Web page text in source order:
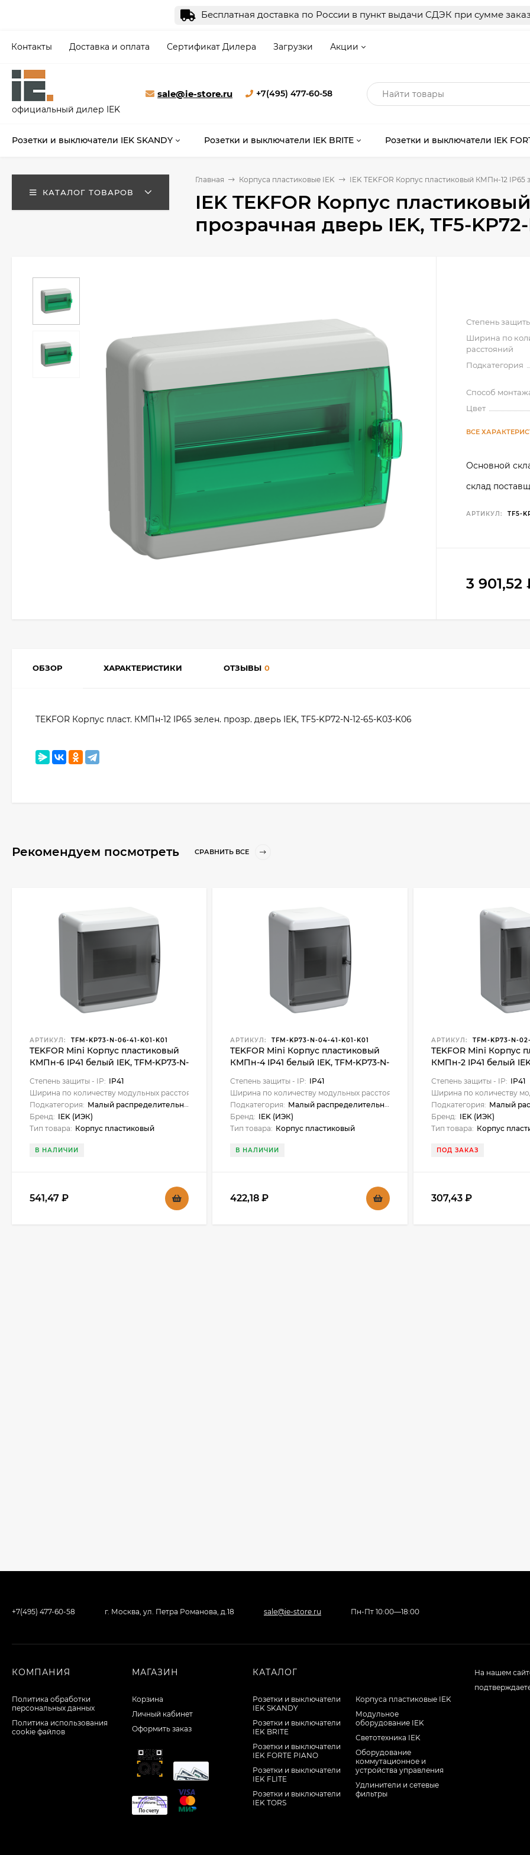
Бесплатная доставка по России в пункт выдачи СДЭК при сумме
Контакты Доставка и оплата Сертификат Дилера Загрузки Акции
официальный дилер IEK
sale@ie-store.ru +7(495) 477-60-58
Розетки и выключатели IEK SKANDY Розетки и выключатели IEK BRITE Розетки и выключатели IEK
КАТАЛОГ ТОВАРОВ
Главная Корпуса пластиковые IEK IEK TEKFOR Корпус пластиковый КМПн-12 IP65
IEK TEKFOR Корпус
прозрачная дверь IEK, TF5-
Степень
Ширина по
расстояний
Подкатегория
Способ
Цвет
ВСЕ
Основной
склад
АРТИКУЛ: TF5-
3 901,52
ОБЗОР ХАРАКТЕРИСТИКИ ОТЗЫВЫ 0
TEKFOR Корпус пласт. КМПн-12 IP65 зелен. прозр. дверь IEK, TF5-KP72-N-12-65-K03-K06
Рекомендуем посмотреть СРАВНИТЬ ВСЕ
АРТИКУЛ: TFM-KP73-N-06-41-K01-K01
TEKFOR Mini Корпус пластиковый
КМПн-6 IP41 белый IEK, TFM-KP73-N-
Степень защиты - IP: IP41
Ширина по количеству модульных расстояний:
Подкатегория: Малый распределительный щит/бокс
Бренд: IEK (ИЭК)
Тип товара: Корпус пластиковый
В НАЛИЧИИ
541,47 ₽
АРТИКУЛ: TFM-KP73-N-04-41-K01-K01
TEKFOR Mini Корпус пластиковый
КМПн-4 IP41 белый IEK, TFM-KP73-N-
Степень защиты - IP: IP41
Ширина по количеству модульных расстояний:
Подкатегория: Малый распределительный щит/бокс
Бренд: IEK (ИЭК)
Тип товара: Корпус пластиковый
В НАЛИЧИИ
422,18₽
АРТИКУЛ: TFM-KP73-N-
TEKFOR Mini Корпус
КМПн-2 IP41 белый
Степень защиты - IP: IP41
Ширина по количеству
Подкатегория: Малый
Бренд: IEK (ИЭК)
Тип товара: Корпус
ПОД ЗАКАЗ
307,43 ₽
+7(495) 477-60-58 г. Москва, ул. Петра Романова, д.18 sale@ie-store.ru Пн-Пт 10:00—18:00
КОМПАНИЯ
Политика обработки
персональных данных
Политика использования
cookie файлов
МАГАЗИН
Корзина
Личный кабинет
Оформить заказ
КАТАЛОГ
Розетки и выключатели
IEK SKANDY
Розетки и выключатели
IEK BRITE
Розетки и выключатели
IEK FORTE PIANO
Розетки и выключатели
IEK FLITE
Розетки и выключатели
IEK TORS
Корпуса пластиковые IEK
Модульное
оборудование IEK
Светотехника IEK
Оборудование
коммутационное и
устройства управления
Удлинители и сетевые
фильтры
На нашем